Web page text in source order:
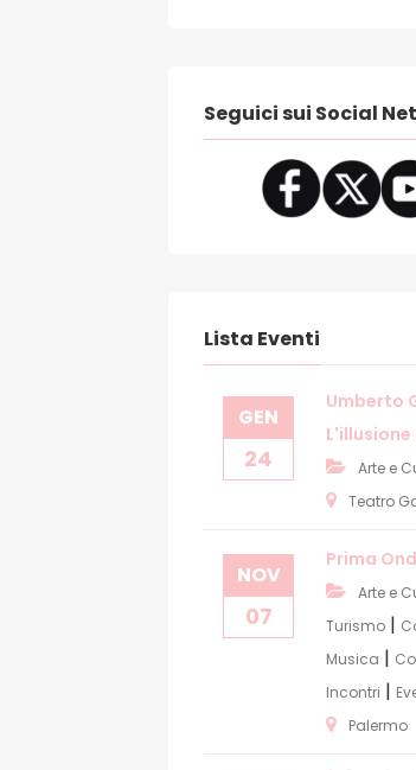
Seguici sui Social
Lista Eventi
GEN
24
Umberto
Arte e
Teatro
NOV
07
Prima
Arte e
Turismo |
Musica |
Incontri |
Palermo